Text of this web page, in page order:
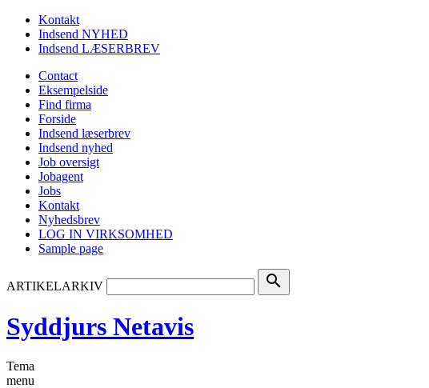
Kontakt
Indsend NYHED
Indsend LÆSERBREV
Contact
Eksempelside
Find firma
Forside
Indsend læserbrev
Indsend nyhed
Job oversigt
Jobagent
Jobs
Kontakt
Nyhedsbrev
LOG IN VIRKSOMHED
Sample page
ARTIKELARKIV search
Syddjurs Netavis
Tema
menu